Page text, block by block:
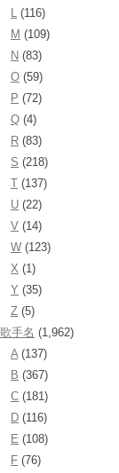
L (116)
M (109)
N (83)
O (59)
P (72)
Q (4)
R (83)
S (218)
T (137)
U (22)
V (14)
W (123)
X (1)
Y (35)
Z (5)
歌手名 (1,962)
A(137)
B (367)
C (181)
D (116)
E (108)
F (76)